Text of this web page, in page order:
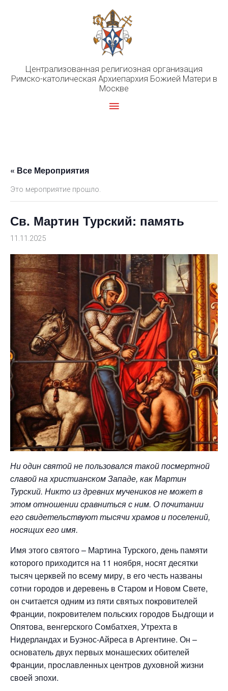
Централизованная религиозная организация
Римско-католическая Архиепархия Божией Матери в
Москве
Главное
« Все Мероприятия
Это мероприятие прошло.
Св. Мартин Турский: память
11.11.2025
Ни один святой не пользовался такой посмертной
славой на христианском Западе, как Мартин
Турский. Никто из древних мучеников не может в
этом отношении сравниться с ним. О почитании
его свидетельствуют тысячи храмов и поселений,
носящих его имя.
Имя этого святого – Мартина Турского, день памяти
которого приходится на 11 ноября, носят десятки
тысяч церквей по всему миру, в его честь названы
сотни городов и деревень в Старом и Новом Свете,
он считается одним из пяти святых покровителей
Франции, покровителем польских городов Быдгощи и
Опятова, венгерского Сомбатхея, Утрехта в
Нидерландах и Буэнос-Айреса в Аргентине. Он –
основатель двух первых монашеских обителей
Франции, прославленных центров духовной жизни
своей эпохи.